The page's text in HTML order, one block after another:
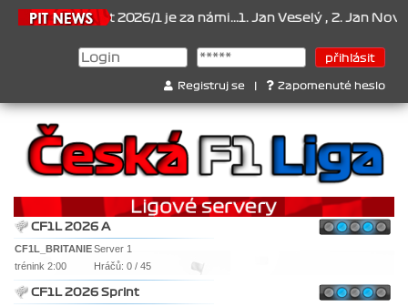
2026/1 je za námi...1. Jan Veselý , 2. Jan Nováček ,
Registruj se Zapomenuté heslo
CF1L 2026 A
CF1L_BRITANIEServer 1
trénink 2:00
Hráčů: 0 / 45
CF1L 2026 Sprint